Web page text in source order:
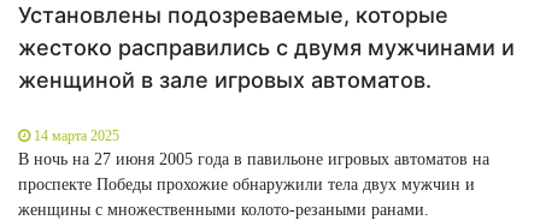
Установлены подозреваемые, которые
жестоко расправились с двумя мужчинами и
женщиной в зале игровых автоматов.
14 марта 2025
В ночь на 27 июня 2005 года в павильоне игровых автоматов на
проспекте Победы прохожие обнаружили тела двух мужчин и
женщины с множественными колото-резаными ранами.